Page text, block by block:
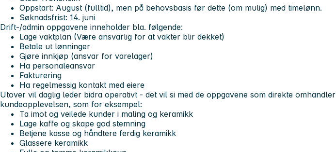
Oppstart: August (fulltid), men på behovsbasis før dette (om mulig) med timelønn.
Søknadsfrist: 14. juni
Drift-/admin oppgavene inneholder bla. følgende:
Lage vaktplan (Være ansvarlig for at vakter blir dekket)
Betale ut lønninger
Gjøre innkjøp (ansvar for varelager)
Ha personaleansvar
Fakturering
Ha regelmessig kontakt med eiere
Utover vil daglig leder bidra operativt - det vil si med de oppgavene som direkte omhandler
kundeopplevelsen, som for eksempel:
Ta imot og veilede kunder i maling og keramikk
Lage kaffe og skape god stemning
Betjene kasse og håndtere ferdig keramikk
Glassere keramikk